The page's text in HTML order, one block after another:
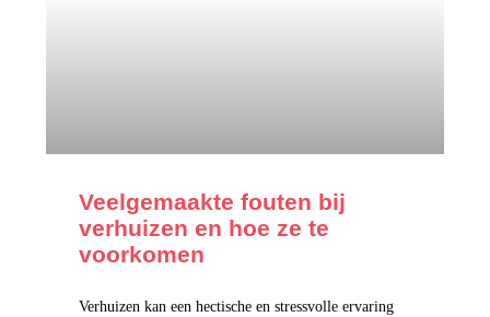
Veelgemaakte fouten bij
verhuizen en hoe ze te
voorkomen
Verhuizen kan een hectische en stressvolle ervaring